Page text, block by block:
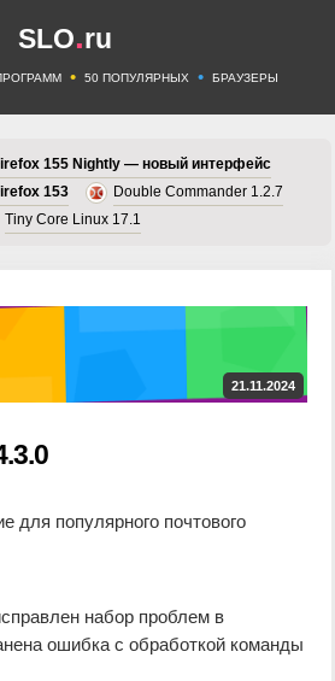
SLO.ru
• 50 ПОПУЛЯРНЫХ • БРАУЗЕРЫ
155 Nightly — новый интерфейс
153
Double Commander 1.2.7
Tiny Core Linux 17.1
21.11.2024
для популярного почтового
набор проблем в
ошибка с обработкой команды